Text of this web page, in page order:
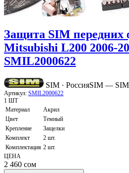
Защита SIM передних
Mitsubishi L200 2006-
SMIL2000622
SIM · РоссияSIM — SIM
Артикул: SMIL2000622
1 ШТ
Материал
Акрил
Цвет
Темный
Крепление
Защелки
Комплект
2 шт.
Комплектация 2 шт.
ЦЕНА
2 460 сом